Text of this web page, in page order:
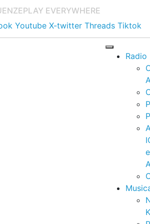
PLAY EVERYWHERE
Youtube X-twitter Threads Tiktok
Radio
e